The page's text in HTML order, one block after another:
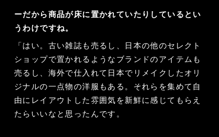
ーだから商品が床に置かれていたりしているとい
うわけですね。
「はい。古い雑誌も売るし、日本の他のセレクト
ショップで置かれるようなブランドのアイテムも
売るし、海外で仕入れて日本でリメイクしたオリ
ジナルの一点物の洋服もある。それらを集めて自
由にレイアウトした雰囲気を新鮮に感じてもらえ
たらいいなと思ったんです。